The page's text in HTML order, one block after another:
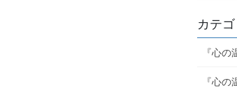
カテ
『心
『心